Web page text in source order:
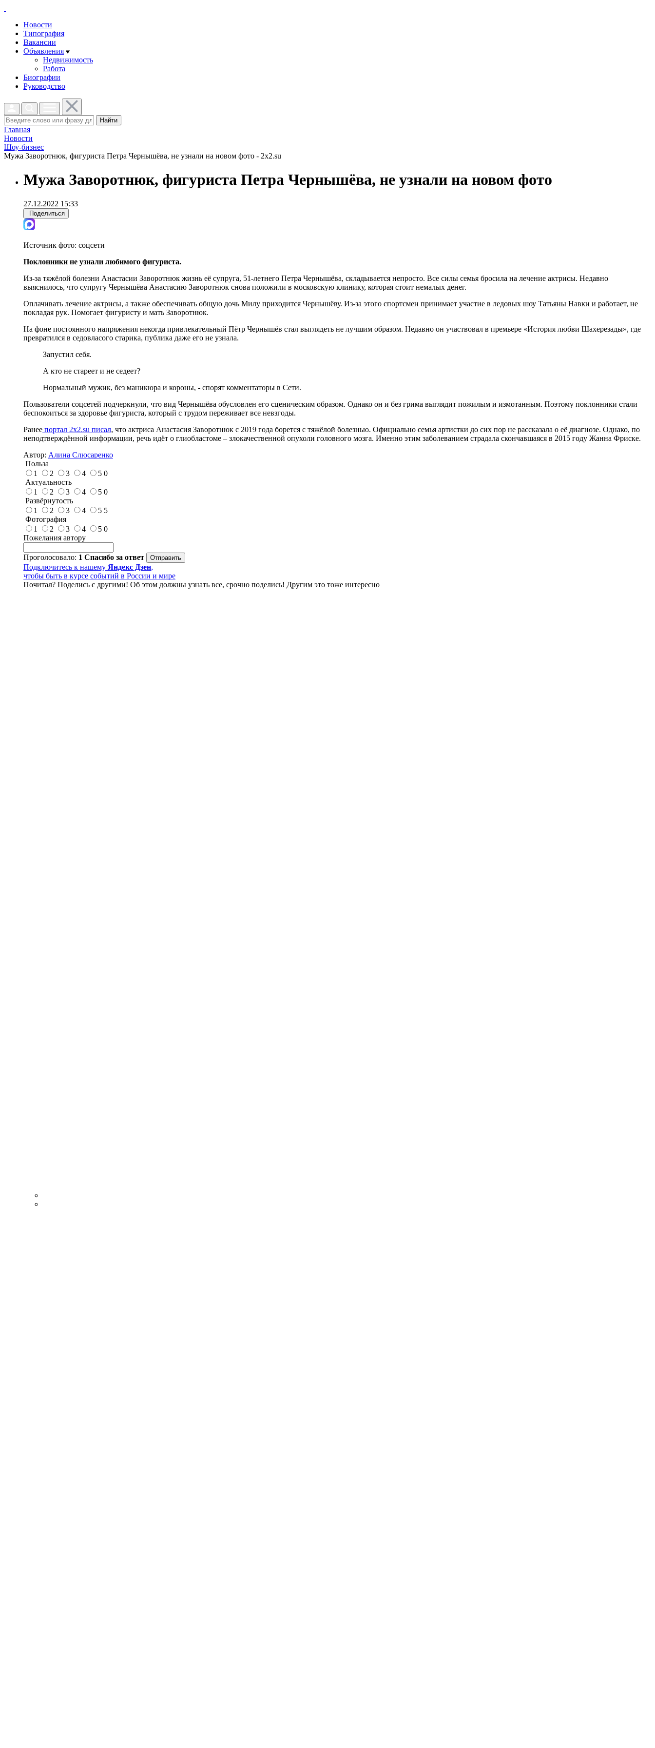
Новости
Типография
Вакансии
Объявления
Недвижимость
Работа
Биографии
Руководство
Найти
Главная
Новости
Шоу-бизнес
Мужа Заворотнюк, фигуриста Петра Чернышёва, не узнали на новом фото - 2x2.su
Мужа Заворотнюк, фигуриста Петра Чернышёва, не узнали на новом фото
27.12.2022 15:33
Поделиться
Источник фото: соцсети
Поклонники не узнали любимого фигуриста.
Из-за тяжёлой болезни Анастасии Заворотнюк жизнь её супруга, 51-летнего Петра Чернышёва, складывается непросто. Все силы семья бросила на лечение актрисы. Недавно
выяснилось, что супругу Чернышёва Анастасию Заворотнюк снова положили в московскую клинику, которая стоит немалых денег.
Оплачивать лечение актрисы, а также обеспечивать общую дочь Милу приходится Чернышёву. Из-за этого спортсмен принимает участие в ледовых шоу Татьяны Навки и работает, не
покладая рук. Помогает фигуристу и мать Заворотнюк.
На фоне постоянного напряжения некогда привлекательный Пётр Чернышёв стал выглядеть не лучшим образом. Недавно он участвовал в премьере «История любви Шахерезады», где
превратился в седовласого старика, публика даже его не узнала.
Запустил себя.
А кто не стареет и не седеет?
Нормальный мужик, без маникюра и короны, - спорят комментаторы в Сети.
Пользователи соцсетей подчеркнули, что вид Чернышёва обусловлен его сценическим образом. Однако он и без грима выглядит пожилым и измотанным. Поэтому поклонники стали
беспокоиться за здоровье фигуриста, который с трудом переживает все невзгоды.
Ранее портал 2x2.su писал, что актриса Анастасия Заворотнюк с 2019 года борется с тяжёлой болезнью. Официально семья артистки до сих пор не рассказала о её диагнозе. Однако, по
неподтверждённой информации, речь идёт о глиобластоме – злокачественной опухоли головного мозга. Именно этим заболеванием страдала скончавшаяся в 2015 году Жанна Фриске.
Автор: Алина Слюсаренко
Польза
1
2 3 4 5 0
Актуальность
1
2 3 4 5 0
Развёрнутость
1
2 3 4 5 5
Фотография
1
2 3 4 5 0
Пожелания автору
Проголосовало: 1 Спасибо за ответ
Подключитесь к нашему Яндекс Дзен,
чтобы быть в курсе событий в России и мире
Почитал? Поделись с другими! Об этом должны узнать все, срочно поделись! Другим это тоже интересно